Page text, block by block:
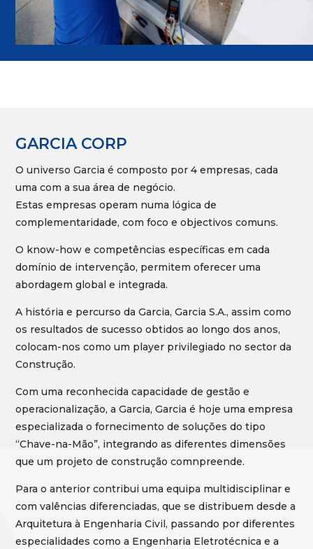
GARCIA CORP
O universo Garcia é composto por 4 empresas, cada
uma com a sua área de negócio.
Estas empresas operam numa lógica de
complementaridade, com foco e objectivos comuns.
O know-how e competências específicas em cada
domínio de intervenção, permitem oferecer uma
abordagem global e integrada.
A história e percurso da Garcia, Garcia S.A., assim como
os resultados de sucesso obtidos ao longo dos anos,
colocam-nos como um player privilegiado no sector da
Construção.
Com uma reconhecida capacidade de gestão e
operacionalização, a Garcia, Garcia é hoje uma empresa
especializada o fornecimento de soluções do tipo
“Chave-na-Mão”, integrando as diferentes dimensões
que um projeto de construção comnpreende.
Para o anterior contribui uma equipa multidisciplinar e
com valências diferenciadas, que se distribuem desde a
Arquitetura à Engenharia Civil, passando por diferentes
especialidades como a Engenharia Eletrotécnica e a